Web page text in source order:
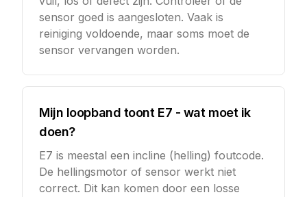
sensor goed is aangesloten. Vaak is
reiniging voldoende, maar soms moet de
sensor vervangen worden.
Mijn loopband toont E7 - wat moet ik
doen?
E7 is meestal een incline (helling) foutcode.
De hellingsmotor of sensor werkt niet
correct. Dit kan komen door een losse